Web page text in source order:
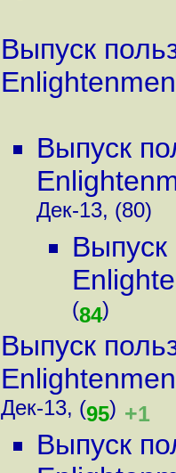
Выпуск
Выпуск
Дек-13, (80)
Выпуск
(84)
Выпуск
Дек-13, (95) +1
Выпуск